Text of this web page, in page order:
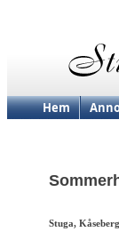
Hem
Stuga,